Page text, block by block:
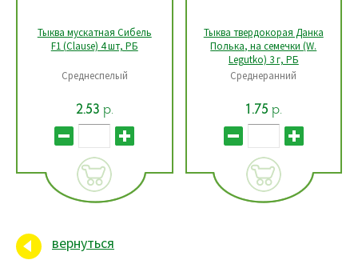
Тыква мускатная Сибель
F1 (Clause) 4 шт, РБ
Среднеспелый
2.53 р.
Тыква твердокорая Данка
Полька, на семечки (W.
Legutko) 3 г, РБ
Среднеранний
1.75р.
вернуться